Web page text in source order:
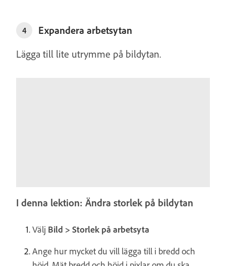
4
Expandera arbetsytan
Lägga till lite utrymme på bildytan.
I denna lektion: Ändra storlek på bildytan
Välj Bild > Storlek på arbetsyta
Ange hur mycket du vill lägga till i bredd och